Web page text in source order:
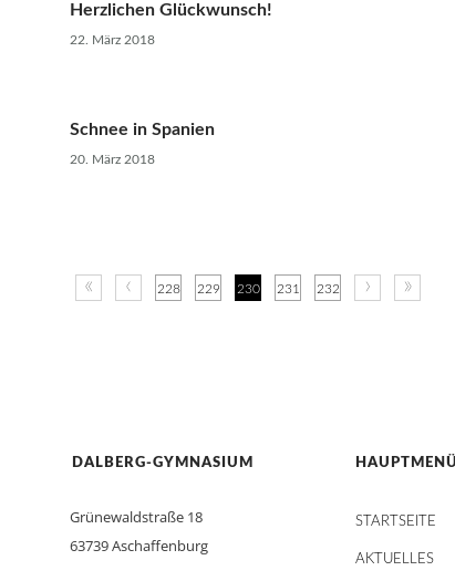
Herzlichen Glückwunsch!
22. März 2018
Schnee in Spanien
20. März 2018
« ‹ 228 229 230 231 232 › »
DALBERG-GYMNASIUM
Grünewaldstraße 18
63739 Aschaffenburg
HAUPTMENÜ
STARTSEITE
AKTUELLES